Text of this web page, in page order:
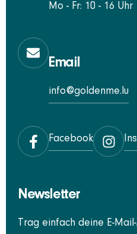
Mo - Fr: 10 - 16 Uhr
Email
info@goldenme.lu
Facebook
Newsletter
Trag einfach deine E-